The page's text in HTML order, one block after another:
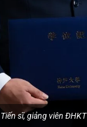
Tiến sĩ, giảng viên ĐHKT